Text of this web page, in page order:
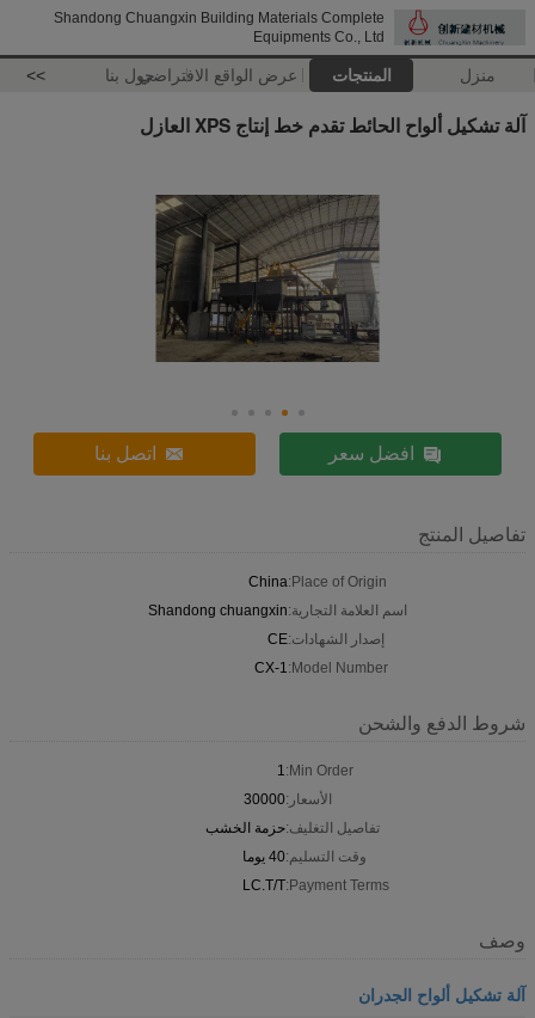
Shandong Chuangxin Building Materials Complete
Equipments Co., Ltd
منزل المنتجات عرض الواقع الافتراضيحول بنا >>
آلة تشكيل ألواح الحائط تقدم خط إنتاج XPS العازل
افضل سعر اتصل بنا
تفاصيل المنتج
Place of Origin:
China
اسم العلامة التجارية:Shandong chuangxin
إصدار الشهادات:CE
Model Number:
CX-1
شروط الدفع والشحن
Min Order:
1
الأسعار:30000
تفاصيل التغليف:حزمة الخشب
وقت التسليم:40 يوما
Payment Terms:
LC.T/T
وصف
آلة تشكيل ألواح الجدران